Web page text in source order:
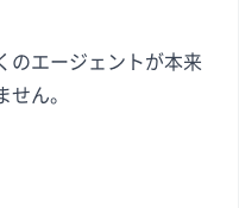
のエージェントが本来
ん。